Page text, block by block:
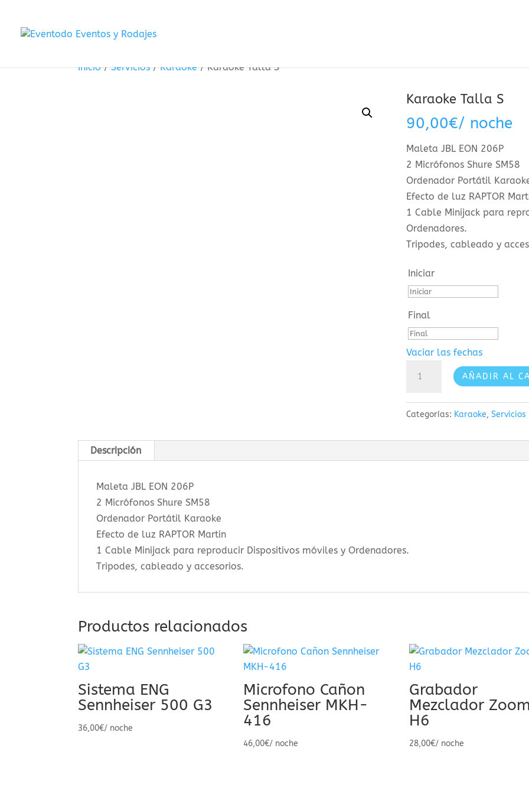
Inicio/Servicios/Karaoke/Karaoke Talla S
Karaoke Talla S
90,00€/ noche
Maleta JBL EON 206P
2 Micrófonos Shure SM58
Ordenador Portátil
Efecto de luz RAPTOR
1 Cable Minijack para
Ordenadores.
Tripodes, cableado y
Iniciar
Final
Vaciar las fechas
cantidad
AÑADIR AL
Categorías: Karaoke,Servicios
Descripción
Maleta JBL EON 206P
2 Micrófonos Shure SM58
Ordenador Portátil Karaoke
Efecto de luz RAPTOR Martin
1 Cable Minijack para reproducir Dispositivos móviles y Ordenadores.
Tripodes, cableado y accesorios.
Productos relacionados
Sistema ENG
Sennheiser 500 G3
36,00€/ noche
Microfono Cañon
Sennheiser MKH-
416
46,00€/ noche
Grabador
Mezclador Zoom
H6
28,00€/ noche